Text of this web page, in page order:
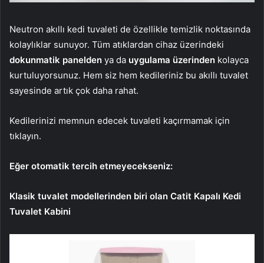
Neutron akıllı kedi tuvaleti de özellikle temizlik noktasında
kolaylıklar sunuyor. Tüm atıklardan cihaz üzerindeki
dokunmatik panelden ya da uygulama üzerinden kolayca
kurtuluyorsunuz. Hem siz hem kedileriniz bu akıllı tuvalet
sayesinde artık çok daha rahat.
Kedilerinizi memnun edecek tuvaleti kaçırmamak için
tıklayın.
Eğer otomatik tercih etmeyecekseniz:
Klasik tuvalet modellerinden biri olan Catit Kapalı Kedi
Tuvalet Kabini